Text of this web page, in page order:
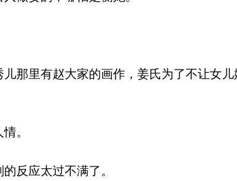
那里有赵大家的画作，姜氏为了不让女儿
。
反应太过不满了。